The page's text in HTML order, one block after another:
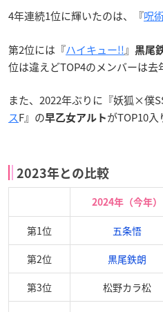
4年連続1位に輝いたのは、『呪
第2位には『ハイキュー!!』 黒尾
位は違えどTOP4のメンバーは去
また、2022年ぶりに『妖狐×僕
スF』の早乙女アルト がTOP10入
2023年との比較
2024年（今年）
第1位 五条悟
第2位 黒尾鉄朗
第3位 松野カラ松